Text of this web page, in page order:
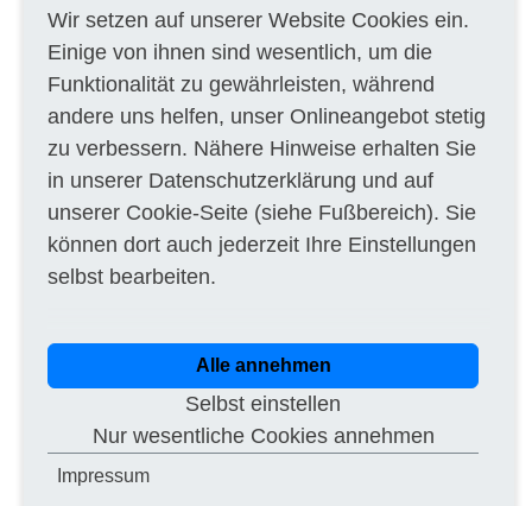
5.1.3 Geschätzte Dauer
Andere Laufzeit: Unbekannt
5.1.6 Allgemeine Informationen
Vorbehaltene Teilnahme: Teilnahme ist nicht
vorbehalten.
Auftragsvergabeprojekt nicht aus EU-Mitteln
Die Beschaffung fällt unter das
Übereinkommen über das öffentliche
Beschaffungswesen: nein
Diese Auftragsvergabe ist auch für kleine und
mittlere Unternehmen (KMU) geeignet: ja
Zusätzliche Informationen: #Besonders auch
geeignet für:selbst#
5.1.7 Strategische Auftragsvergabe
Ziel der strategischen Auftragsvergabe: Keine
strategische Beschaffung
Wir setzen auf unserer Website Cookies ein.
Einige von ihnen sind wesentlich, um die
Funktionalität zu gewährleisten, während
andere uns helfen, unser Onlineangebot stetig
zu verbessern. Nähere Hinweise erhalten Sie
in unserer Datenschutzerklärung und auf
unserer Cookie-Seite (siehe Fußbereich). Sie
können dort auch jederzeit Ihre Einstellungen
selbst bearbeiten.
Alle annehmen
Selbst einstellen
Nur wesentliche Cookies annehmen
Impressum